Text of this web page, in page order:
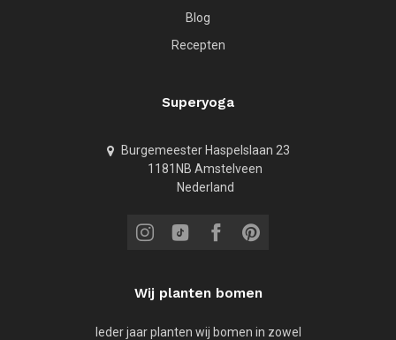
Blog
Recepten
Superyoga
Burgemeester Haspelslaan 23
1181NB Amstelveen
Nederland
Wij planten bomen
Ieder jaar planten wij bomen in zowel